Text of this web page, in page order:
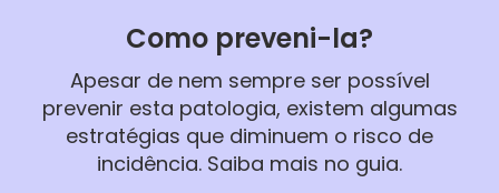
Como preveni-la?
Apesar de nem sempre ser possível
prevenir esta patologia, existem algumas
estratégias que diminuem o risco de
incidência. Saiba mais no guia.